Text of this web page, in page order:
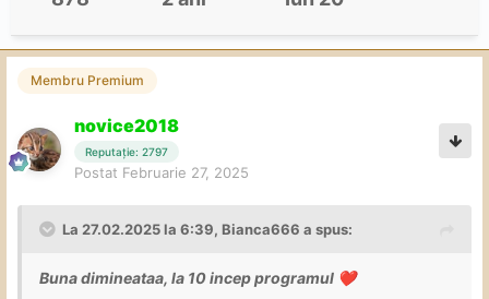
Membru Premium
novice2018
Reputație: 2797
Postat Februarie 27, 2025
La 27.02.2025 la 6:39, Bianca666 a spus:
Buna dimineataa, la 10 incep programul ❤️